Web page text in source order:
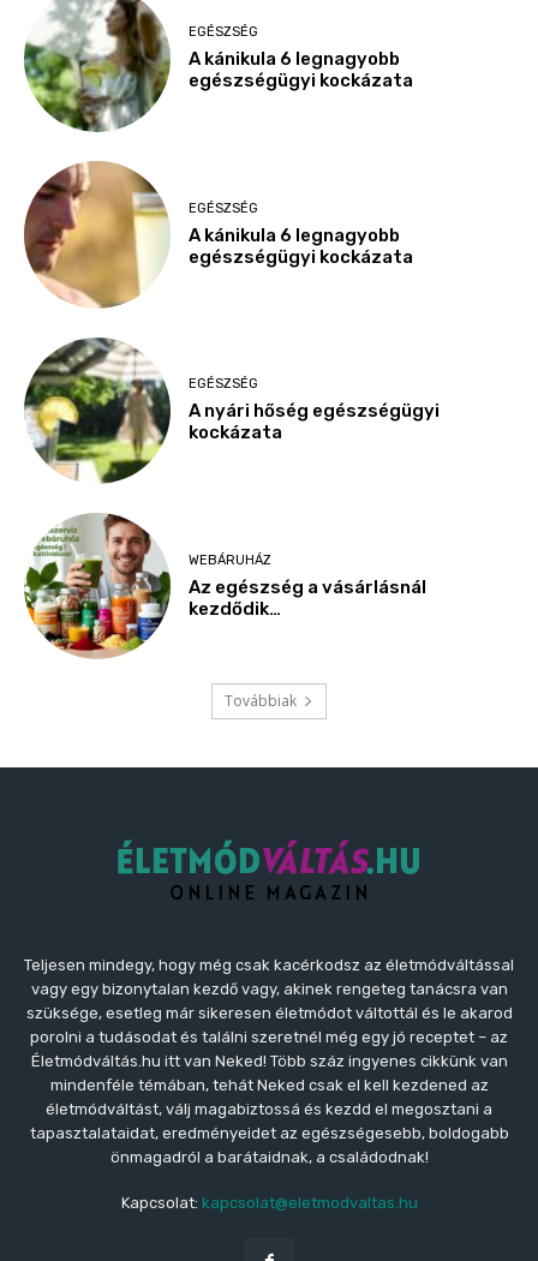
EGÉSZSÉG
A kánikula 6 legnagyobb
egészségügyi kockázata
EGÉSZSÉG
A kánikula 6 legnagyobb
egészségügyi kockázata
EGÉSZSÉG
A nyári hőség egészségügyi
kockázata
WEBÁRUHÁZ
Az egészség a vásárlásnál
kezdődik…
Továbbiak
Teljesen mindegy, hogy még csak kacérkodsz az életmódváltással
vagy egy bizonytalan kezdő vagy, akinek rengeteg tanácsra van
szüksége, esetleg már sikeresen életmódot váltottál és le akarod
porolni a tudásodat és találni szeretnél még egy jó receptet – az
Életmódváltás.hu itt van Neked! Több száz ingyenes cikkünk van
mindenféle témában, tehát Neked csak el kell kezdened az
életmódváltást, válj magabiztossá és kezdd el megosztani a
tapasztalataidat, eredményeidet az egészségesebb, boldogabb
önmagadról a barátaidnak, a családodnak!
Kapcsolat: kapcsolat@eletmodvaltas.hu